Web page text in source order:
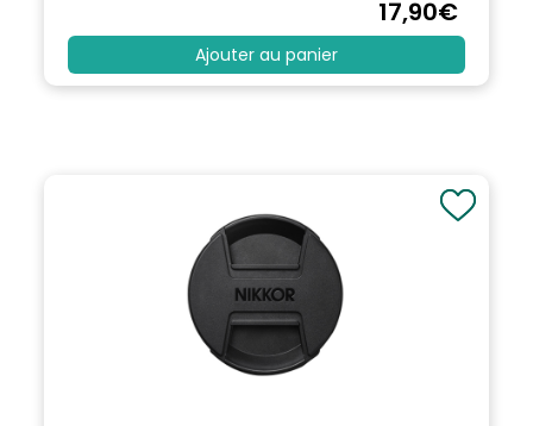
17,90€
Ajouter au panier